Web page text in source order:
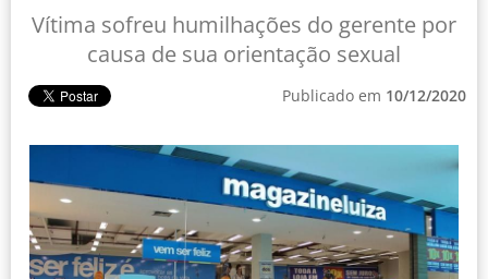
Vítima sofreu humilhações do gerente por
causa de sua orientação sexual
Publicado em 10/12/2020